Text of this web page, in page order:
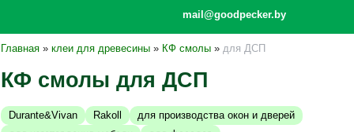
mail@goodpecker.by
Главная » клеи для древесины » КФ смолы » для ДСП
КФ смолы для ДСП
Durante&Vivan Rakoll
для производства окон и дверей